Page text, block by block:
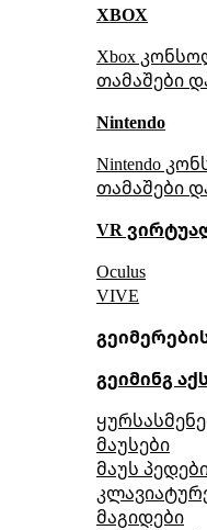
XBOX
Xbox
თამაშები
Nintendo
Nintendo
თამაშები
VR
Oculus
VIVE
გეიმინგ
მაუსები
მაუს
მაგიდები